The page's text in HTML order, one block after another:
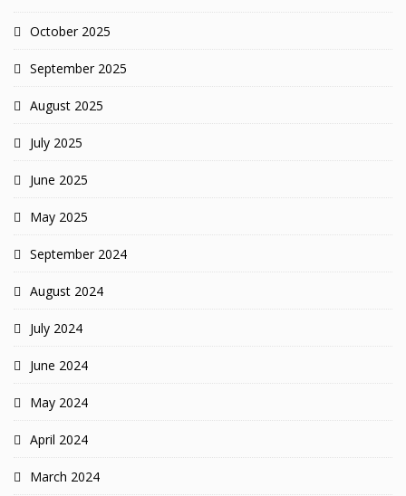
October 2025
September 2025
August 2025
July 2025
June 2025
May 2025
September 2024
August 2024
July 2024
June 2024
May 2024
April 2024
March 2024